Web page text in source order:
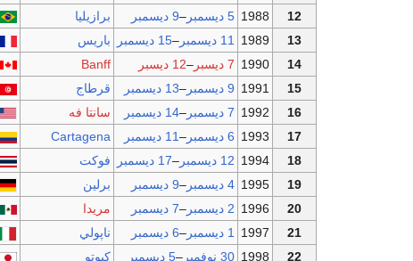
12
1988 5 ديسمبر –9 ديسمبر برازيليا
13
1989 11 ديسمبر –15 ديسمبر باريس
14
1990 7 ديسبر –12 ديسبر Banff
15
1991 9 ديسمبر –13 ديسمبر قرطاج
16
1992 7 ديسمبر –14 ديسمبر سانتا فه
17
1993 6 ديسمبر –11 ديسمبر Cartagena
18
1994 12 ديسمبر –17 ديسمبر فوكت
19
1995 4 ديسمبر –9 ديسمبر برلين
20
1996 2 ديسمبر –7 ديسمبر مريدا
21
1997 1 ديسمبر –6 ديسمبر ناپولي
22
1998 30 نوفمبر –5 ديسمبر كيوتو